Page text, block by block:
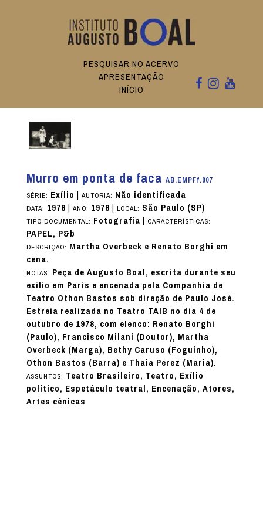
PESQUISAR NO ACERVO
APRESENTAÇÃO
INÍCIO
Murro em ponta de faca AB.EMPFf.007
SÉRIE: Exílio | AUTORIA: Não identificada
DATA: 1978| ANO: 1978| LOCAL: São Paulo (SP)
TIPO DOCUMENTAL: Fotografia| CARACTERÍSTICAS:
PAPEL, P&b
DESCRIÇÃO: Martha Overbeck e Renato Borghi em
cena.
NOTAS: Peça de Augusto Boal, escrita durante seu
exílio em Paris e encenada pela Companhia de
Teatro Othon Bastos sob direção de Paulo José.
Estreia realizada no Teatro TAIB no dia 4 de
outubro de 1978, com elenco: Renato Borghi
(Paulo), Francisco Milani (Doutor), Martha
Overbeck (Marga), Bethy Caruso (Foguinho),
Othon Bastos (Barra) e Thaia Perez (Maria).
ASSUNTOS: Teatro Brasileiro, Teatro, Exílio
político, Espetáculo teatral, Encenação, Atores,
Artes cênicas